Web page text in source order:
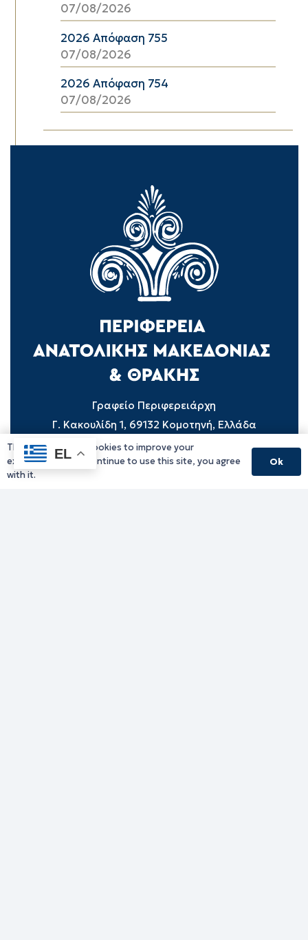
07/08/2026
2026 Απόφαση 755
07/08/2026
2026 Απόφαση 754
07/08/2026
Γραφείο Περιφερειάρχη
Γ. Κακουλίδη 1, 69132 Κομοτηνή, Ελλάδα
Email:periferiarxis@pamth.gov.gr
EL
This website uses cookies to improve your
experience. If you continue to use this site, you agree
with it.
Ok